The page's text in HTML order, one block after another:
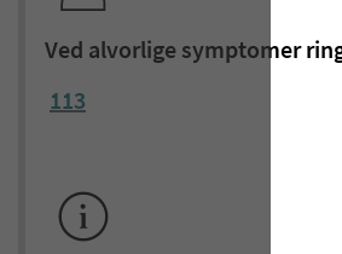
Ved alvorlige symptomer
113